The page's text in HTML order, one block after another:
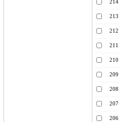
214
213
212
211
210
209
208
207
206